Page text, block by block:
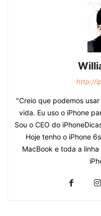
http://
"Creio que podemos
vida. Eu uso o iPhone
Sou o CEO do
Hoje tenho o iPhone
MacBook e toda a